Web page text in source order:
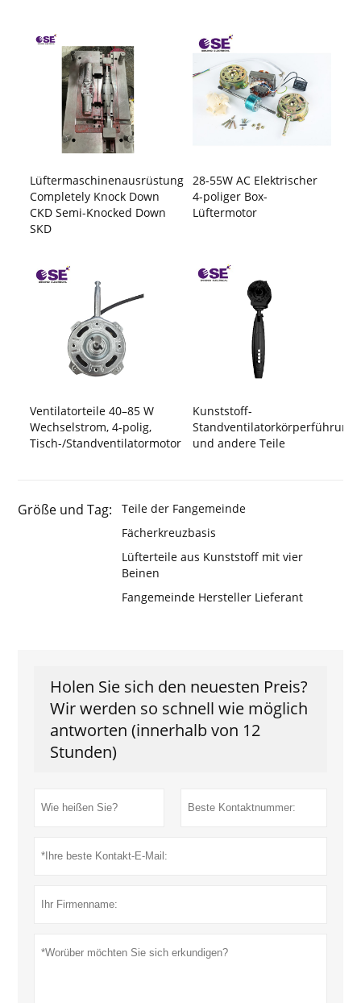
Lüftermaschinenausrüstung
Completely Knock Down
CKD Semi-Knocked Down
SKD
28-55W AC Elektrischer
4-poliger Box-
Lüftermotor
Ventilatorteile 40–85 W
Wechselstrom, 4-polig,
Tisch-/Standventilatormotor
Kunststoff-
Standventilatorkörperführung
und andere Teile
Größe und Tag:
Teile der Fangemeinde
Fächerkreuzbasis
Lüfterteile aus Kunststoff mit vier
Beinen
Fangemeinde Hersteller Lieferant
Holen Sie sich den neuesten Preis?
Wir werden so schnell wie möglich
antworten (innerhalb von 12
Stunden)